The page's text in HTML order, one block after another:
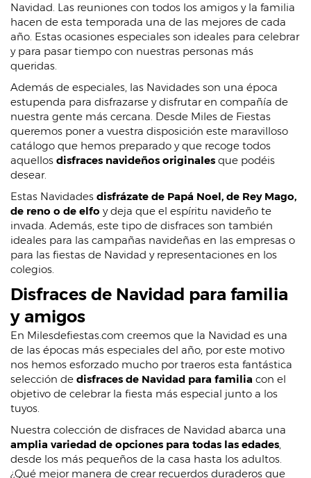
Navidad. Las reuniones con todos los amigos y la familia
hacen de esta temporada una de las mejores de cada
año. Estas ocasiones especiales son ideales para celebrar
y para pasar tiempo con nuestras personas más
queridas.
Además de especiales, las Navidades son una época
estupenda para disfrazarse y disfrutar en compañía de
nuestra gente más cercana. Desde Miles de Fiestas
queremos poner a vuestra disposición este maravilloso
catálogo que hemos preparado y que recoge todos
aquellos disfraces navideños originales que podéis
desear.
Estas Navidades disfrázate de Papá Noel, de Rey Mago,
de reno o de elfo y deja que el espíritu navideño te
invada. Además, este tipo de disfraces son también
ideales para las campañas navideñas en las empresas o
para las fiestas de Navidad y representaciones en los
colegios.
Disfraces de Navidad para familia
y amigos
En Milesdefiestas.com creemos que la Navidad es una
de las épocas más especiales del año, por este motivo
nos hemos esforzado mucho por traeros esta fantástica
selección de disfraces de Navidad para familia con el
objetivo de celebrar la fiesta más especial junto a los
tuyos.
Nuestra colección de disfraces de Navidad abarca una
amplia variedad de opciones para todas las edades,
desde los más pequeños de la casa hasta los adultos.
¿Qué mejor manera de crear recuerdos duraderos que